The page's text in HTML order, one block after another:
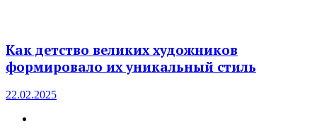
Как детство великих художников
формировало их уникальный стиль
22.02.2025